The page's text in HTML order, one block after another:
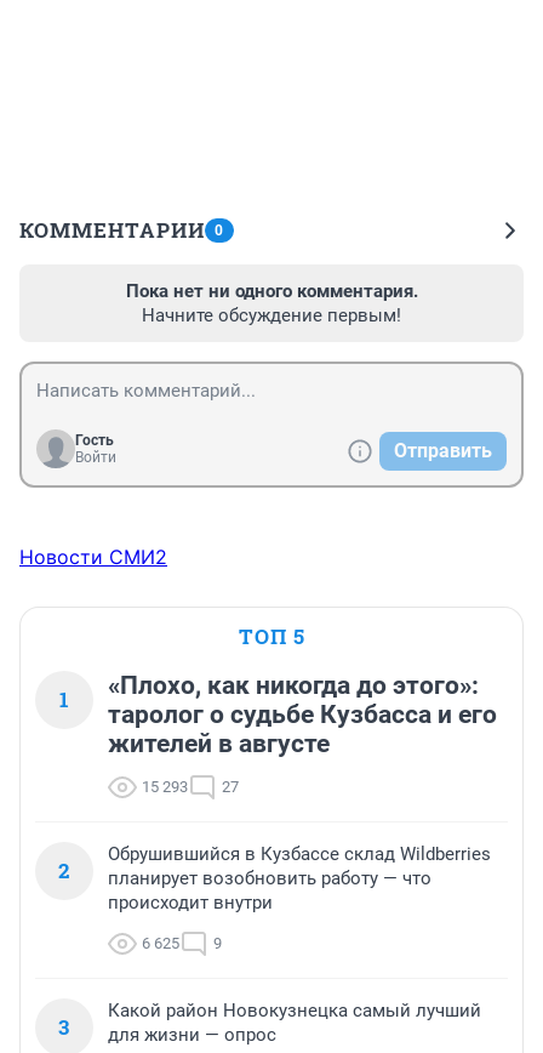
КОММЕНТАРИИ 0
Пока нет ни одного комментария.
Начните обсуждение первым!
Гость
Войти
Отправить
Новости СМИ2
ТОП 5
1
«Плохо, как никогда до этого»:
таролог о судьбе Кузбасса и его
жителей в августе
15 293 27
2
Обрушившийся в Кузбассе склад Wildberries
планирует возобновить работу — что
происходит внутри
6 625 9
3
Какой район Новокузнецка самый лучший
для жизни — опрос